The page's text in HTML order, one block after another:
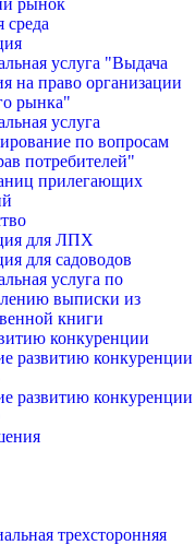
рынок
среда
услуга "Выдача
на право организации
рынка"
услуга
по вопросам
потребителей"
прилегающих
для ЛПХ
для садоводов
услуга по
выписки из
книги
конкуренции
развитию конкуренции
развитию конкуренции
трехсторонняя